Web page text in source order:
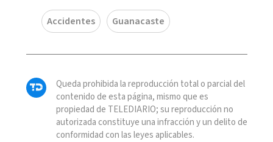
Accidentes Guanacaste
Queda prohibida la reproducción total o parcial del
contenido de esta página, mismo que es
propiedad de TELEDIARIO; su reproducción no
autorizada constituye una infracción y un delito de
conformidad con las leyes aplicables.